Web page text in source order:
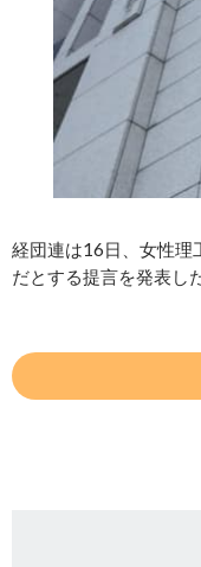
経団連は16日、女性理
だとする提言を発表し